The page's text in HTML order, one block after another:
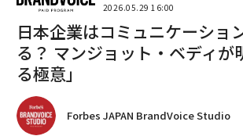
2026.05.29 16:00
日本企業はコミュニケーショ
る？ マンジョット・ベディが
る極意」
Forbes JAPAN BrandVoice Studio